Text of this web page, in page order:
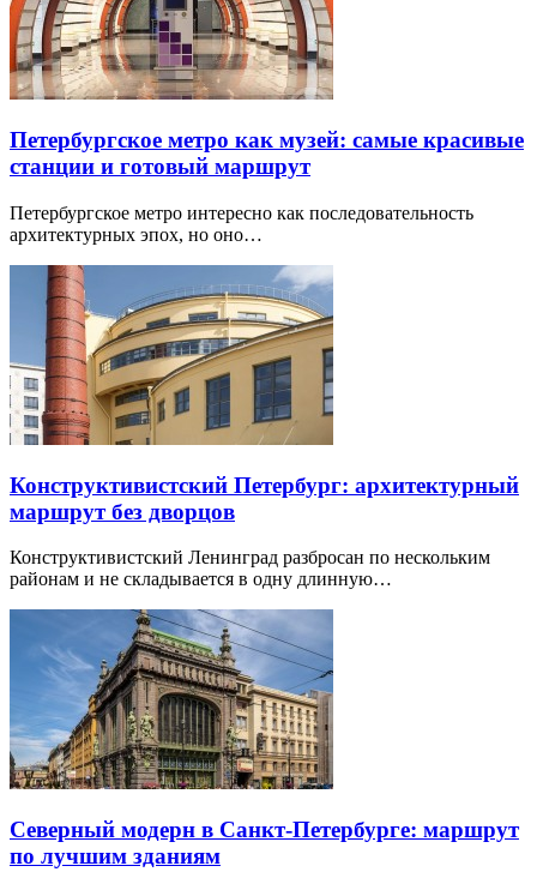
Петербургское метро как музей: самые красивые
станции и готовый маршрут
Петербургское метро интересно как последовательность
архитектурных эпох, но оно…
Конструктивистский Петербург: архитектурный
маршрут без дворцов
Конструктивистский Ленинград разбросан по нескольким
районам и не складывается в одну длинную…
Северный модерн в Санкт-Петербурге: маршрут
по лучшим зданиям